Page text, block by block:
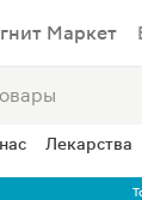
Маркет
Лекарства